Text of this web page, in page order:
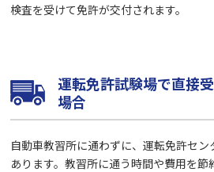
検査を受けて免許が交付されます。
運転免許試験場で直接
場合
自動車教習所に通わずに、運転免許セ
あります。教習所に通う時間や費用を